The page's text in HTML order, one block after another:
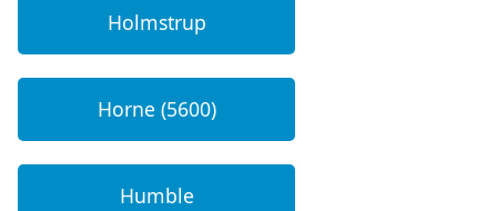
Holmstrup
Horne (5600)
Humble